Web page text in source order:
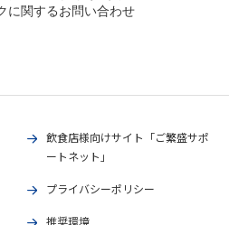
に関するお問い合わせ
飲食店様向けサイト「ご繁盛サポ
ートネット」
プライバシーポリシー
推奨環境